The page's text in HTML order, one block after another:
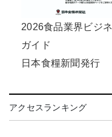
2026食品業界ビジ
ガイド
日本食糧新聞発行
アクセスランキング